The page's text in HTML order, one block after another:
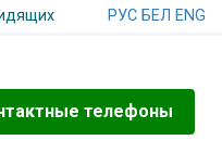
РУС БЕЛ ENG
телефоны